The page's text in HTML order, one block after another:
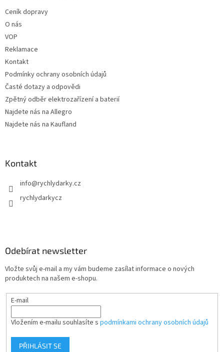
Ceník dopravy
O nás
VOP
Reklamace
Kontakt
Podmínky ochrany osobních údajů
Časté dotazy a odpovědi
Zpětný odběr elektrozařízení a baterií
Najdete nás na Allegro
Najdete nás na Kaufland
Kontakt
info@rychlydarky.cz
rychlydarkycz
Odebírat newsletter
Vložte svůj e-mail a my vám budeme zasílat informace o nových
produktech na našem e-shopu.
E-mail
Vložením e-mailu souhlasíte s podmínkami ochrany osobních údajů
PŘIHLÁSIT SE